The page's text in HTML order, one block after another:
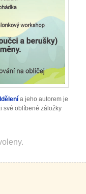
a jeho autorem je
své oblíbené záložky